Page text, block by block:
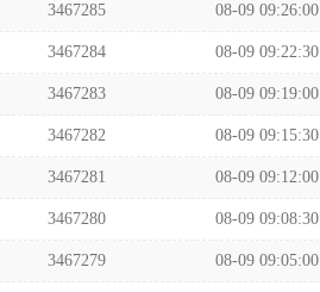
3467285 08-09 09:26:00
3467284 08-09 09:22:30
3467283 08-09 09:19:00
3467282 08-09 09:15:30
3467281 08-09 09:12:00
3467280 08-09 09:08:30
3467279 08-09 09:05:00